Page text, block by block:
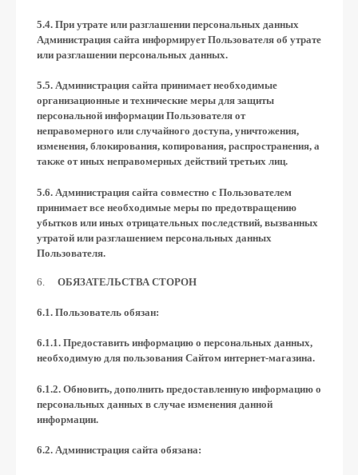
5.4. При утрате или разглашении персональных данных
Администрация сайта информирует Пользователя об утрате
или разглашении персональных данных.
5.5. Администрация сайта принимает необходимые
организационные и технические меры для защиты
персональной информации Пользователя от
неправомерного или случайного доступа, уничтожения,
изменения, блокирования, копирования, распространения, а
также от иных неправомерных действий третьих лиц.
5.6. Администрация сайта совместно с Пользователем
принимает все необходимые меры по предотвращению
убытков или иных отрицательных последствий, вызванных
утратой или разглашением персональных данных
Пользователя.
ОБЯЗАТЕЛЬСТВА СТОРОН
6.1. Пользователь обязан:
6.1.1. Предоставить информацию о персональных данных,
необходимую для пользования Сайтом интернет-магазина.
6.1.2. Обновить, дополнить предоставленную информацию о
персональных данных в случае изменения данной
информации.
6.2. Администрация сайта обязана: